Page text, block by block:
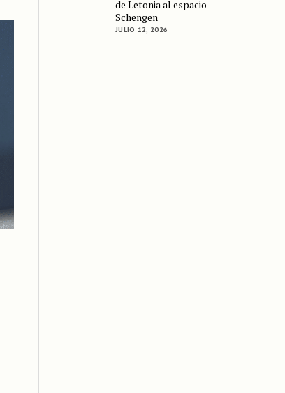
de Letonia al espacio
Schengen
JULIO 12, 2026